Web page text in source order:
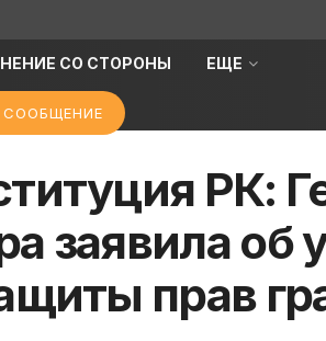
СО СТОРОНЫ ЕЩЕ
РК:
заявила об
прав